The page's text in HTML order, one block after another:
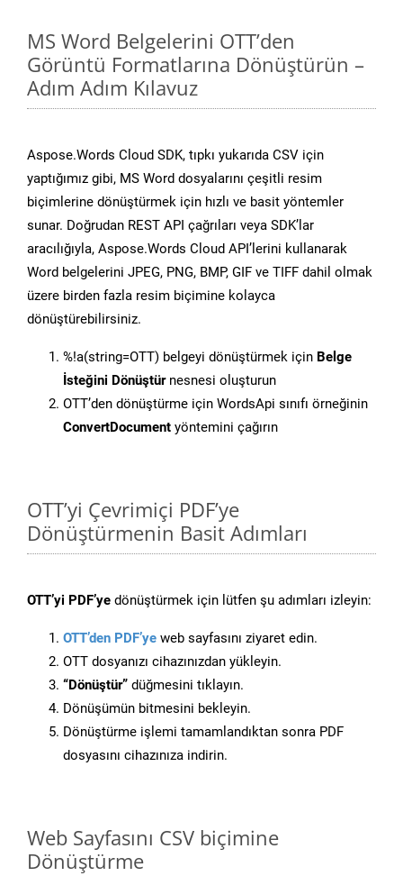
MS Word Belgelerini OTT’den
Görüntü Formatlarına Dönüştürün –
Adım Adım Kılavuz
Aspose.Words Cloud SDK, tıpkı yukarıda CSV için
yaptığımız gibi, MS Word dosyalarını çeşitli resim
biçimlerine dönüştürmek için hızlı ve basit yöntemler
sunar. Doğrudan REST API çağrıları veya SDK’lar
aracılığıyla, Aspose.Words Cloud API’lerini kullanarak
Word belgelerini JPEG, PNG, BMP, GIF ve TIFF dahil olmak
üzere birden fazla resim biçimine kolayca
dönüştürebilirsiniz.
%!a(string=OTT) belgeyi dönüştürmek için Belge
İsteğini Dönüştürnesnesi oluşturun
OTT’den dönüştürme için WordsApi sınıfı örneğinin
ConvertDocument yöntemini çağırın
OTT’yi Çevrimiçi PDF’ye
Dönüştürmenin Basit Adımları
OTT’yi PDF’ye dönüştürmek için lütfen şu adımları izleyin:
OTT’den PDF’ye web sayfasını ziyaret edin.
OTT dosyanızı cihazınızdan yükleyin.
“Dönüştür” düğmesini tıklayın.
Dönüşümün bitmesini bekleyin.
Dönüştürme işlemi tamamlandıktan sonra PDF
dosyasını cihazınıza indirin.
Web Sayfasını CSV biçimine
Dönüştürme